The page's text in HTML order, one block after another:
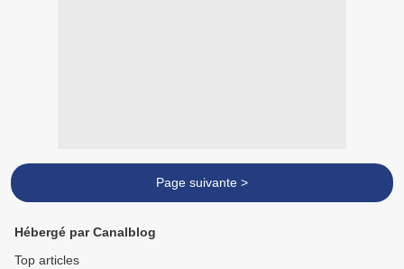
Page suivante >
Hébergé par Canalblog
Top articles